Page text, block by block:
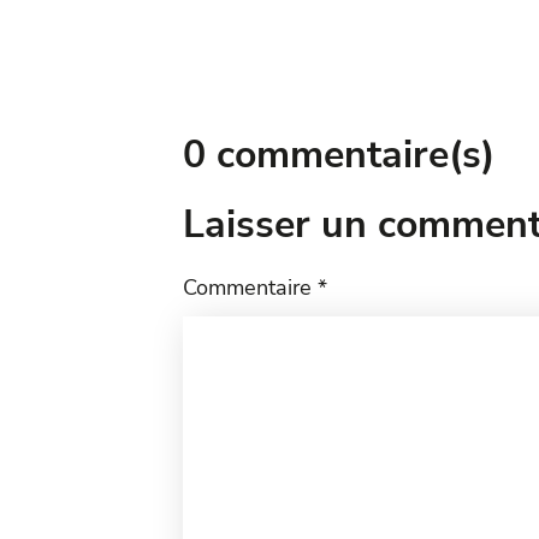
0 commentaire(s)
Laisser un
Commentaire *